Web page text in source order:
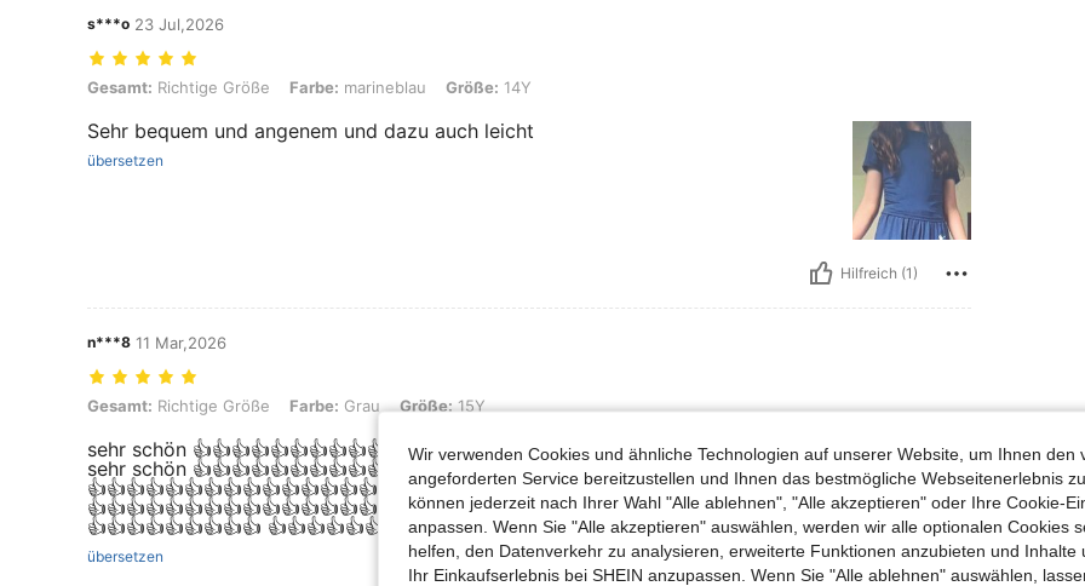
s***o 23 Jul,2026
Gesamt: Richtige Größe, Farbe: marineblau, Größe: 14Y
Gesamt: Richtige Größe Farbe: marineblau Größe: 14Y
Sehr bequem und angenem und dazu auch leicht
übersetzen
Hilfreich (1)
n***8 11 Mar,2026
Gesamt: Richtige Größe, Farbe: Grau, Größe: 15Y
Gesamt: Richtige Größe Farbe: Grau Größe:15Y
sehr schön 👍👍👍👍👍👍👍👍👍👍👍👍👍👍👍👍👍👍👍👍👍👍👍👍👍👍👍
sehr schön 👍👍👍👍👍👍👍👍👍👍👍👍👍👍👍👍👍👍👍👍👍👍👍👍👍👍👍
👍👍👍👍👍👍👍👍👍👍👍👍👍👍👍👍👍👍👍👍👍👍👍👍👍👍👍👍👍👍👍👍
👍👍👍👍👍👍👍👍👍👍👍👍👍👍👍👍👍👍👍👍👍👍👍👍👍👍👍👍👍👍👍👍
👍👍👍👍👍👍👍👍👍 👍👍👍👍👍👍👍👍👍👍👍👍👍👍
übersetzen
Wir verwenden Cookies und ähnliche Technologien auf unserer Website, um Ihnen den
angeforderten Service bereitzustellen und Ihnen das bestmögliche Webseitenerlebnis
können jederzeit nach Ihrer Wahl "Alle ablehnen", "Alle akzeptieren" oder Ihre Cookie-
anpassen. Wenn Sie "Alle akzeptieren" auswählen, werden wir alle optionalen Cookies
helfen, den Datenverkehr zu analysieren, erweiterte Funktionen anzubieten und Inhalte
Ihr Einkaufserlebnis bei SHEIN anzupassen. Wenn Sie "Alle ablehnen" auswählen,